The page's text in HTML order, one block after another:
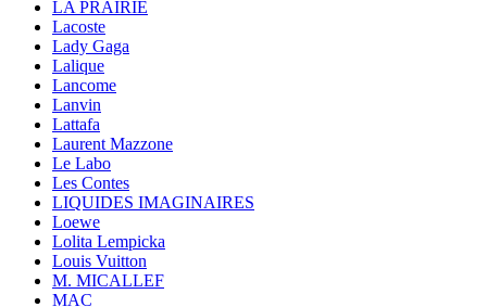
LA PRAIRIE
Lacoste
Lady Gaga
Lalique
Lancome
Lanvin
Lattafa
Laurent Mazzone
Le Labo
Les Contes
LIQUIDES IMAGINAIRES
Loewe
Lolita Lempicka
Louis Vuitton
M. MICALLEF
MAC